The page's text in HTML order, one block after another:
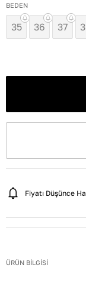
BEDEN
35 36 37
Fiyatı Düşünce
ÜRÜN BİLGİSİ